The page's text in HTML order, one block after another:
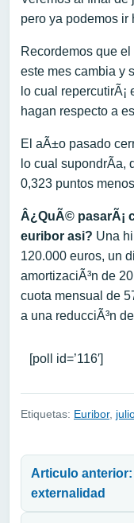
pero ya podemos ir
Recordemos que
este mes cambia y
lo cual
hagan respecto a
El aÃ±o pasado
lo cual supondrÃ­a,
0,323 puntos menos
Â¿QuÃ© pasarÃ¡
euribor asi? Una
120.000 euros, un
amortizaciÃ³n de
cuota mensual de
a una reducciÃ³n
[poll id=’116′]
Etiquetas: Euribor,
Articulo
externalidad